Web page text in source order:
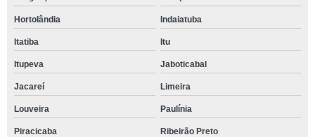
Hortolândia Indaiatuba
Itatiba Itu
Itupeva Jaboticabal
Jacareí Limeira
Louveira Paulínia
Piracicaba Ribeirão Preto